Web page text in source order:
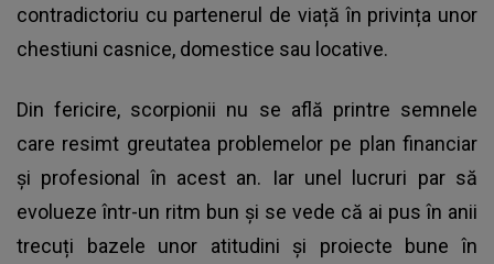
contradictoriu cu partenerul de viață în privința unor
chestiuni casnice, domestice sau locative.
Din fericire, scorpionii nu se află printre semnele
care resimt greutatea problemelor pe plan financiar
și profesional în acest an. Iar unel lucruri par să
evolueze într-un ritm bun și se vede că ai pus în anii
trecuți bazele unor atitudini și proiecte bune în